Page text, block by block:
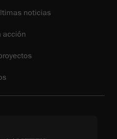
noticias
acción